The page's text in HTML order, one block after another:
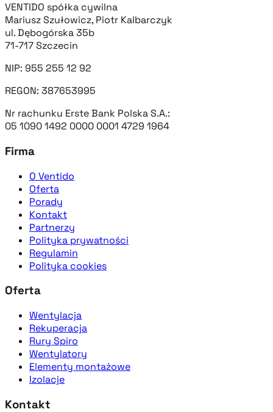
VENTIDO spółka cywilna
Mariusz Szułowicz, Piotr Kalbarczyk
ul. Dębogórska 35b
71-717 Szczecin
NIP: 955 255 12 92
REGON: 387653995
Nr rachunku Erste Bank Polska S.A.:
05 1090 1492 0000 0001 4729 1964
Firma
O Ventido
Oferta
Porady
Kontakt
Partnerzy
Polityka prywatności
Regulamin
Polityka cookies
Oferta
Wentylacja
Rekuperacja
Rury Spiro
Wentylatory
Elementy montażowe
Izolacje
Kontakt